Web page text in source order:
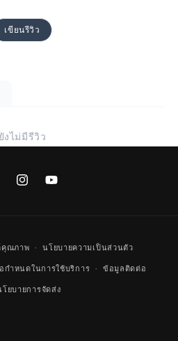
เขียนรีวิว
ยังไม่มีรีวิว
InstagramYouTube
การ
ชำระ
เงิน
คุณภาพ นโยบายความเป็นส่วนตัว
กำหนดในการใช้บริการ ข้อมูลติดต่อ
โยบายการจัดส่ง